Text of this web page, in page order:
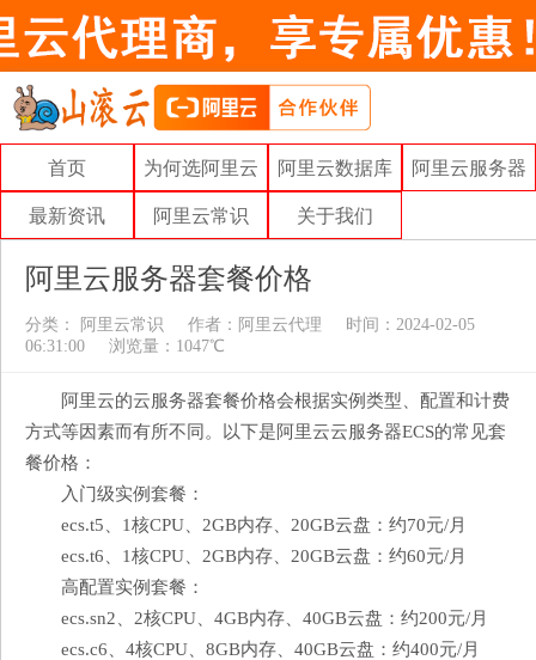
首页 为何选阿里云 阿里云数据库 阿里云服务器
最新资讯 阿里云常识 关于我们
阿里云服务器套餐价格
分类： 阿里云常识 作者： 阿里云代理
时间：2024-02-05
06:31:00
浏览量：1047℃
阿里云的云服务器套餐价格会根据实例类型、配置和计费
方式等因素而有所不同。以下是阿里云云服务器ECS的常见套
餐价格：
入门级实例套餐：
ecs.t5、1核CPU、2GB内存、20GB云盘：约70元/月
ecs.t6、1核CPU、2GB内存、20GB云盘：约60元/月
高配置实例套餐：
ecs.sn2、2核CPU、4GB内存、40GB云盘：约200元/月
ecs.c6、4核CPU、8GB内存、40GB云盘：约400元/月